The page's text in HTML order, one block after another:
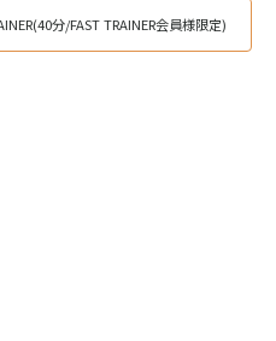
分/FAST TRAINER会員様限定)